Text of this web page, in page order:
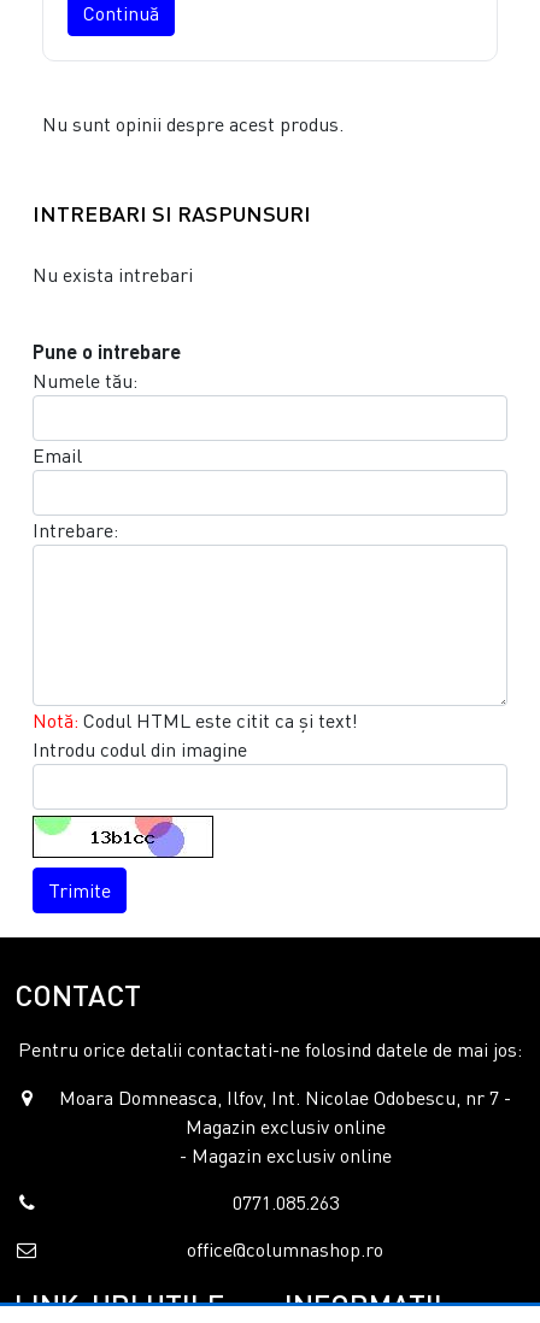
Continuă
Nu sunt opinii despre acest produs.
INTREBARI SI RASPUNSURI
Nu exista intrebari
Pune o intrebare
Numele tău:
Email
Intrebare:
Notă: Codul HTML este citit ca şi text!
Introdu codul din imagine
Trimite
CONTACT
Pentru orice detalii contactati-ne folosind datele de mai jos:
Moara Domneasca, Ilfov, Int. Nicolae Odobescu, nr 7 -
Magazin exclusiv online
- Magazin exclusiv online
0771.085.263
office@columnashop.ro
LINK-URI UTILE INFORMATII